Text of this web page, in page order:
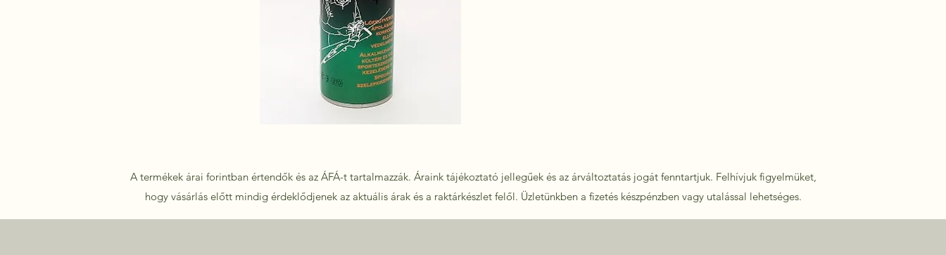
A termékek árai forintban értendők és az ÁFÁ-t tartalmazzák. Áraink tájékoztató jellegűek és az árváltoztatás jogát fenntartjuk. Felhívjuk figyelmüket,
hogy vásárlás előtt mindig érdeklődjenek az aktuális árak és a raktárkészlet felől. Üzletünkben a fizetés készpénzben vagy utalással lehetséges.